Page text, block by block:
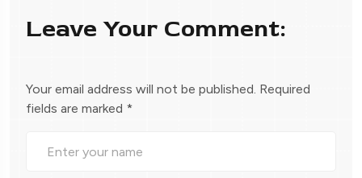
Leave Your Comment:
Your email address will not be published. Required
fields are marked *